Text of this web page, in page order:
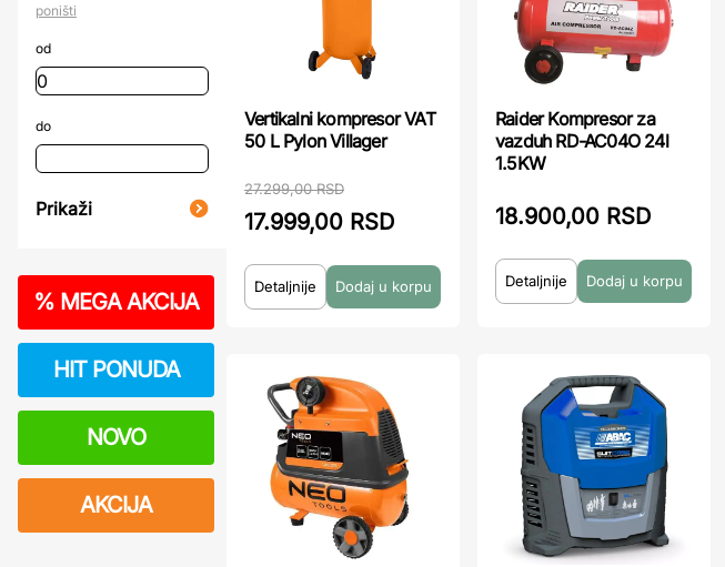
poništi
od
do
Prikaži
% MEGA AKCIJA
HIT PONUDA
NOVO
AKCIJA
Vertikalni kompresor VAT
50 L Pylon Villager
27.299,00 RSD
17.999,00 RSD
Detaljnije
Raider Kompresor za
vazduh RD-AC04O 24l
1.5KW
18.900,00 RSD
Detaljnije